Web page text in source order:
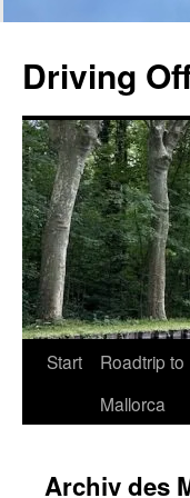
springen
Driving
Start
Roadtrip to
Mallorca
Archiv des